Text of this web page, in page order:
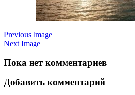
Previous Image
Next Image
Пока нет комментариев
Добавить комментарий